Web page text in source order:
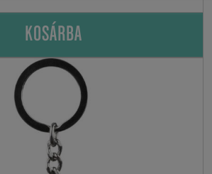
KOSÁRBA